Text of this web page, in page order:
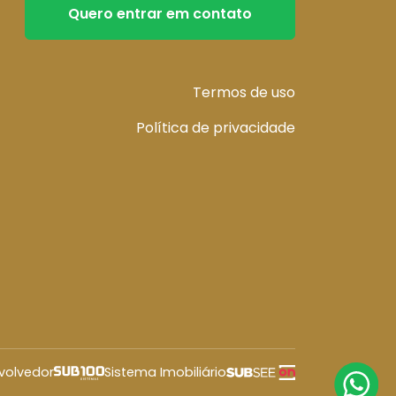
Quero entrar em contato
Termos de uso
Política de privacidade
Sistema Imobiliário